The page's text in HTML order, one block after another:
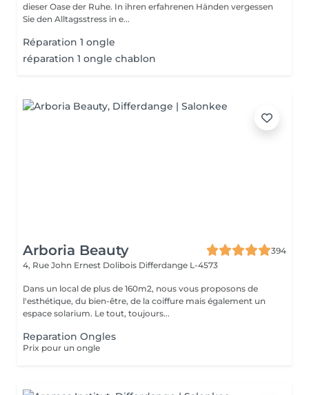
dieser Oase der Ruhe. In ihren erfahrenen Händen vergessen
Sie den Alltagsstress in e...
Réparation 1 ongle
réparation 1 ongle chablon
Arboria Beauty
394
4, Rue John Ernest Dolibois Differdange L-4573
Dans un local de plus de 160m2, nous vous proposons de
l'esthétique, du bien-être, de la coiffure mais également un
espace solarium. Le tout, toujours...
Reparation Ongles
Prix pour un ongle